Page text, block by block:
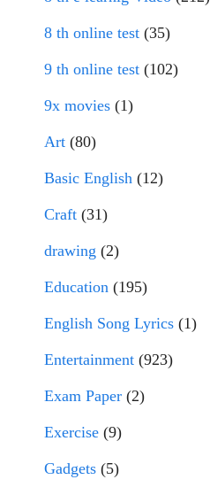
8 th online test (35)
9 th online test (102)
9x movies (1)
Art (80)
Basic English (12)
Craft (31)
drawing (2)
Education (195)
English Song Lyrics (1)
Entertainment (923)
Exam Paper (2)
Exercise (9)
Gadgets (5)